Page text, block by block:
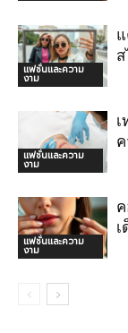
แฟชั่นและความ
งาม
แฟชั่นและความ
งาม
แฟชั่นและความ
งาม